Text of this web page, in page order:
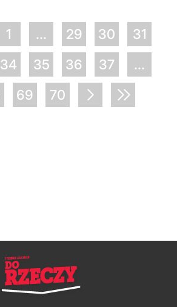
1 ... 29 30
31
34 35 36 37
...
69 70